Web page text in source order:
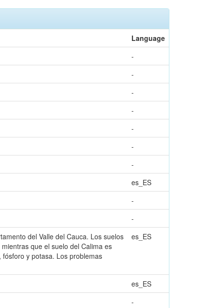
Language
-
-
-
-
-
-
-
es_ES
-
-
del Valle del Cauca. Los suelos
que el suelo del Calima es
y potasa. Los problemas
es_ES
es_ES
-